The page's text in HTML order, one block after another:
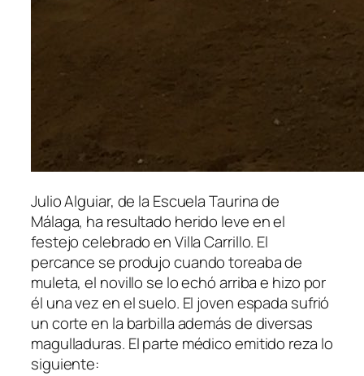
Julio Alguiar, de la Escuela Taurina de
Málaga, ha resultado herido leve en el
festejo celebrado en Villa Carrillo. El
percance se produjo cuando toreaba de
muleta, el novillo se lo echó arriba e hizo por
él una vez en el suelo. El joven espada sufrió
un corte en la barbilla además de diversas
magulladuras. El parte médico emitido reza lo
siguiente: